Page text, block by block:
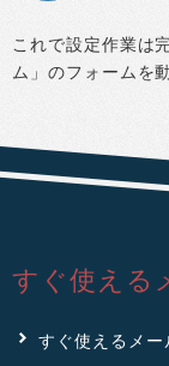
これで設定作業は
ム」のフォームを
すぐ使える
すぐ使えるメ